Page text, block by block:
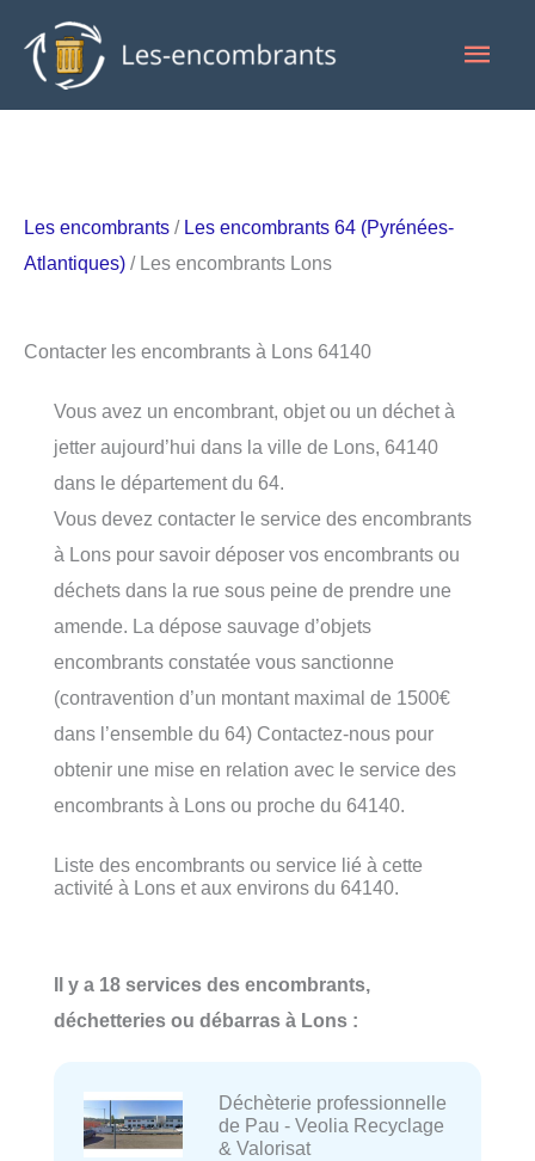
contenu
Les encombrants / Les encombrants 64 (Pyrénées-
Atlantiques) / Les encombrants Lons
Contacter les encombrants à Lons 64140
Vous avez un encombrant, objet ou un déchet à
jetter aujourd’hui dans la ville de Lons, 64140
dans le département du 64.
Vous devez contacter le service des encombrants
à Lons pour savoir déposer vos encombrants ou
déchets dans la rue sous peine de prendre une
amende. La dépose sauvage d’objets
encombrants constatée vous sanctionne
(contravention d’un montant maximal de 1500€
dans l’ensemble du 64) Contactez-nous pour
obtenir une mise en relation avec le service des
encombrants à Lons ou proche du 64140.
Liste des encombrants ou service lié à cette
activité à Lons et aux environs du 64140.
Il y a 18 services des encombrants,
déchetteries ou débarras à Lons :
Déchèterie professionnelle
de Pau - Veolia Recyclage
& Valorisat